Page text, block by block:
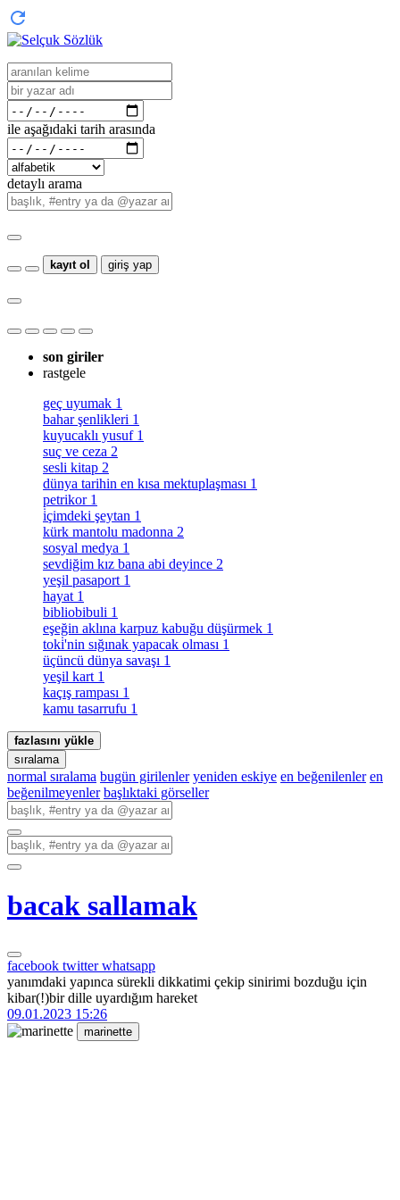
ile aşağıdaki tarih arasında
detaylı arama
kayıt ol giriş yap
son giriler
rastgele
geç uyumak 1
bahar şenlikleri 1
kuyucaklı yusuf 1
suç ve ceza 2
sesli kitap 2
dünya tarihin en kısa mektuplaşması 1
petrikor 1
i̇çimdeki şeytan 1
kürk mantolu madonna 2
sosyal medya 1
sevdiğim kız bana abi deyince 2
yeşil pasaport 1
hayat 1
bibliobibuli 1
eşeğin aklına karpuz kabuğu düşürmek 1
toki̇'nin sığınak yapacak olması 1
üçüncü dünya savaşı 1
yeşil kart 1
kaçış rampası 1
kamu tasarrufu 1
fazlasını yükle
sıralama
normal sıralama bugün girilenler yeniden eskiye en beğenilenler en
beğenilmeyenler başlıktaki görseller
bacak sallamak
facebook twitterwhatsapp
yanımdaki yapınca sürekli dikkatimi çekip sinirimi bozduğu için
kibar(!)bir dille uyardığım hareket
09.01.2023 15:26
marinette